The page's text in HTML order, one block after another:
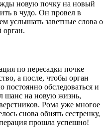
новую почку на новый
в чудо. Он провел в
услышать заветные слова о
орган.
по пересадки почке
а после, чтобы орган
обследоваться и
шанс на новую жизнь,
Рома уже многое
снова обнять сестренку,
прошла успешно!